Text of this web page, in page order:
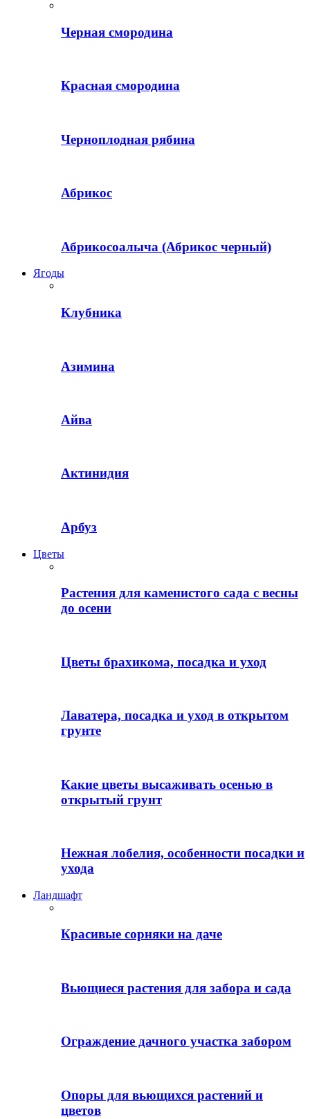
Черная смородина
Красная смородина
Черноплодная рябина
Абрикос
Абрикосоалыча (Абрикос черный)
Ягоды
Клубника
Азимина
Айва
Актинидия
Арбуз
Цветы
Растения для каменистого сада с весны
до осени
Цветы брахикома, посадка и уход
Лаватера, посадка и уход в открытом
грунте
Какие цветы высаживать осенью в
открытый грунт
Нежная лобелия, особенности посадки и
ухода
Ландшафт
Красивые сорняки на даче
Вьющиеся растения для забора и сада
Ограждение дачного участка забором
Опоры для вьющихся растений и
цветов